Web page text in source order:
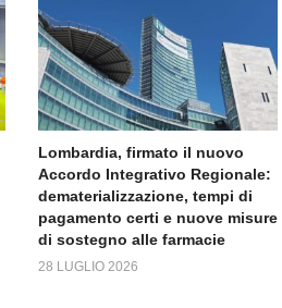
Lombardia, firmato il nuovo
Accordo Integrativo Regionale:
dematerializzazione, tempi di
pagamento certi e nuove misure
di sostegno alle farmacie
28 LUGLIO 2026